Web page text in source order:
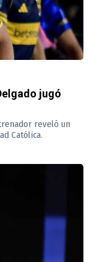
jugó
reveló un
Católica.